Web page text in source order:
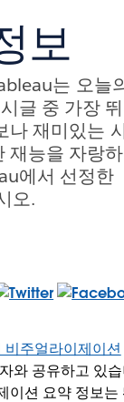
보
는 오늘
글 중 가장
나 재미있는
재능을 자랑
에서 선정한
오.
비주얼라이제이션
와 공유하고 있습
이션 요약 정보는